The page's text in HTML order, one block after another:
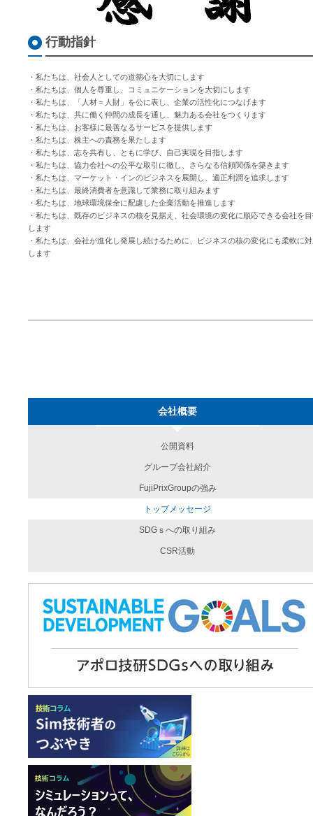
行動指針
・私たちは、社会人としての道徳心を大切にします
・私たちは、個人を尊重し、コミュニケーションを大切にします
・私たちは、「人材＝人財」を公に表し、企業の活性化につなげます
・私たちは、共に働く仲間の成長を通し、魅力ある会社をつくります
・私たちは、お客様に最善なるサービスを提供します
・私たちは、株主への責務を果たします
・私たちは、志を共有し、ともに学び、自己実現を目指します
・私たちは、協力会社への公平な取引に徹し、さらなる信頼関係を築きます
・私たちは、マーケット・インのビジネスを展開し、適正利潤を追求します
・私たちは、最終消費者を意識して業務に取り組みます
・私たちは、地球環境保全に配慮した企業活動を推進します
・私たちは、既存のビジネスの核を見据え、社会環境の変化に順応できる会社を
します
・私たちは、会社が進化し発展し続けるために、ビジネスの核の変化にも柔軟に
します
会社概要
公開資料
グループ会社紹介
FujiPrixGroupの強み
トップメッセージ
SDGｓへの取り組み
CSR活動